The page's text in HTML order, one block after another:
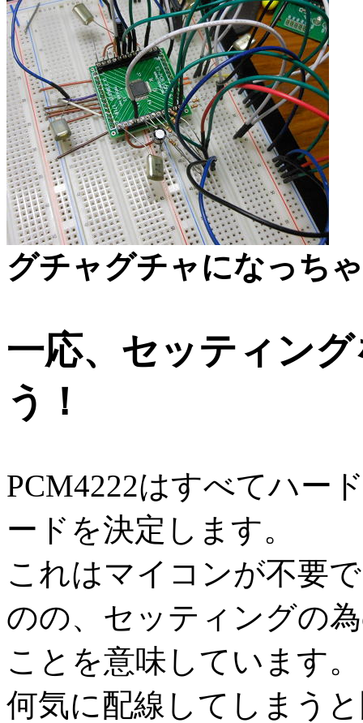
グチャグチャになっち
一応、セッティン
う！
PCM4222はすべてハー
ードを決定します。
これはマイコンが不要
のの、セッティングの
ことを意味しています。
何気に配線してしまう